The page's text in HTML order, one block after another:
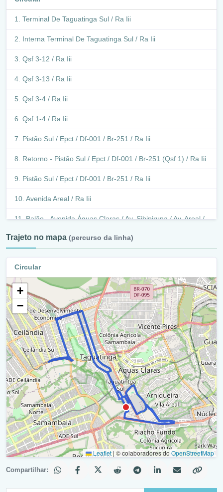
Terminal De Taguatinga Sul / Ra Iii
Interna Terminal De Taguatinga Sul / Ra Iii
Qsf 3-12 / Ra Iii
Qsf 3-13 / Ra Iii
Qsf 3-4 / Ra Iii
Qsf 1-4 / Ra Iii
Pistão Sul / Epct / Df-001 / Br-251 / Ra Iii
Retorno - Pistão Sul / Epct / Df-001 / Br-251 (Qsf 1) / Ra Iii
Pistão Sul / Epct / Df-001 / Br-251 / Ra Iii
Avenida Areal / Ra Iii
Balão - Avenida Águas Claras / Av. Sibipiruna / Av. Areal /
Avenida Águas Claras / Ra Iii
Avenida Águas Claras / Ra Xxxiii
Retorno - Avenida Águas Claras (Qs 10) / Ra Xxxiii
Avenida Águas Claras / Ra Xxxiii
Retorno - Avenida Águas Claras (Qs 9) / Ra Xxxiii
Avenida Águas Claras / Ra Xxxiii
Qs 10 / Ra Xxxiii
Balão - Qs 10 / Ra Xxxiii
Qs 10 / Ra Xxxiii
Balão - Qsa 11 / Chac 116A / Ra Xxxiii
Avenida Central - Qs 11 / Ra Xxxiii
Balão - Avenida Central - Qs 11 / Ra Xxxiii
Avenida Central - Ade Cj 1-8 / Ra Xxxiii
Trajeto no mapa (percurso da linha)
Circular
+
−
Leaflet | © colaboradores do OpenStreetMap
Compartilhar: